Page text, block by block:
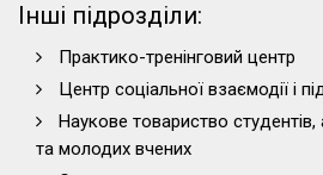
Інші підрозділи:
Практико-тренінговий центр
Центр соціальної взаємодії і
Наукове товариство студентів,
та молодих вчених